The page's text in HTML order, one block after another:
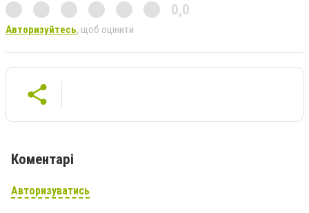
0,0
Авторизуйтесь, щоб оцінити
Коментарі
Авторизуватись